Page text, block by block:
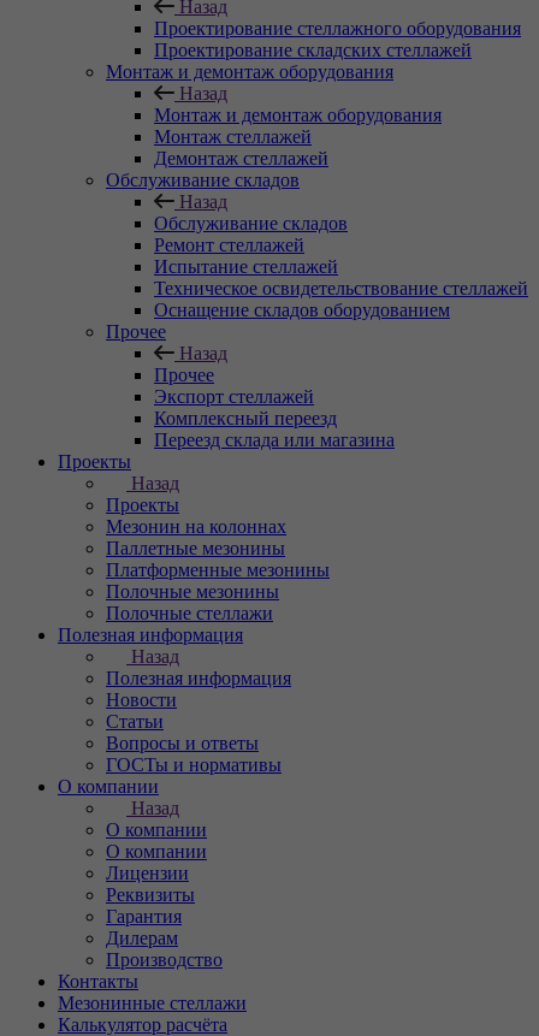
Назад
Проектирование стеллажного оборудования
Проектирование складских стеллажей
Монтаж и демонтаж оборудования
Назад
Монтаж и демонтаж оборудования
Монтаж стеллажей
Демонтаж стеллажей
Обслуживание складов
Назад
Обслуживание складов
Ремонт стеллажей
Испытание стеллажей
Техническое освидетельствование стеллажей
Оснащение складов оборудованием
Прочее
Назад
Прочее
Экспорт стеллажей
Комплексный переезд
Переезд склада или магазина
Проекты
Назад
Проекты
Мезонин на колоннах
Паллетные мезонины
Платформенные мезонины
Полочные мезонины
Полочные стеллажи
Полезная информация
Назад
Полезная информация
Новости
Статьи
Вопросы и ответы
ГОСТы и нормативы
О компании
Назад
О компании
О компании
Лицензии
Реквизиты
Гарантия
Дилерам
Производство
Контакты
Мезонинные стеллажи
Калькулятор расчёта